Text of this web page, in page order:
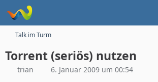
Talk im Turm
Torrent (seriös) nutzen
trian 6. Januar 2009 um 00:54